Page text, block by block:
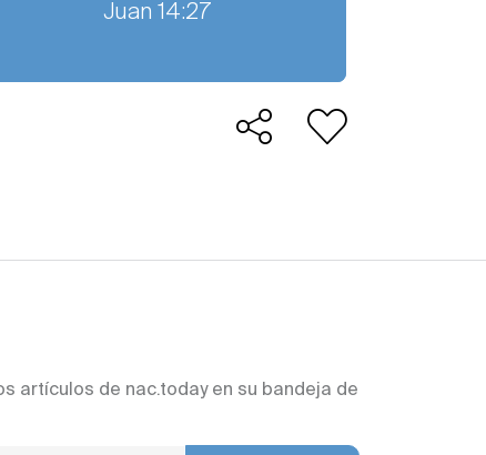
Juan 14:27
artículos de nac.today en su bandeja de